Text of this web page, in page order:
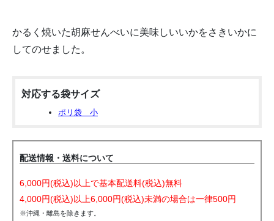
かるく焼いた胡麻せんべいに美味しいいかをさきいかに
してのせました。
対応する袋サイズ
ポリ袋 小
配送情報・送料について
6,000円(税込)以上で基本配送料(税込)無料
4,000円(税込)以上6,000円(税込)未満の場合は一律500円
※沖縄・離島を除きます。